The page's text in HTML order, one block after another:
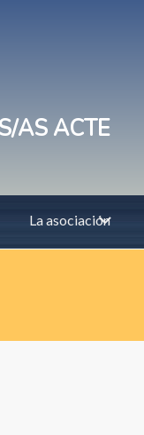
AS ACTE
La asociación